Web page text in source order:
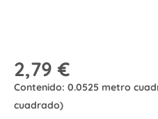
2,79 €
Contenido: 0.0525 metro
cuadrado)